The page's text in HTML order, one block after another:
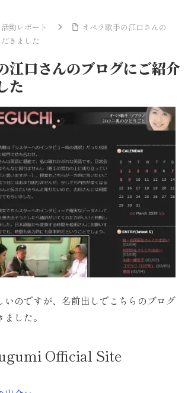
活動レポート
オペラ歌手の江口さんの
きました
江口さんのブログにご紹介
た
いのですが、名前出しでこちらのブログ
した。
Official Site